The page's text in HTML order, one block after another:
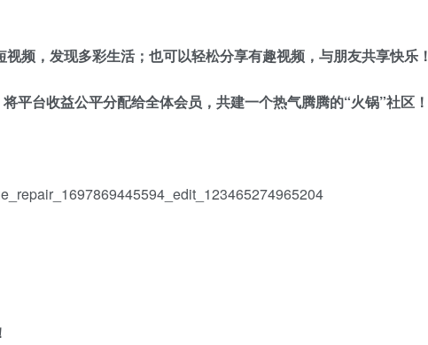
频，发现多彩生活；也可以轻松分享有趣视频，与朋友共享快乐
平台收益公平分配给全体会员，共建一个热气腾腾的“火锅”社区！